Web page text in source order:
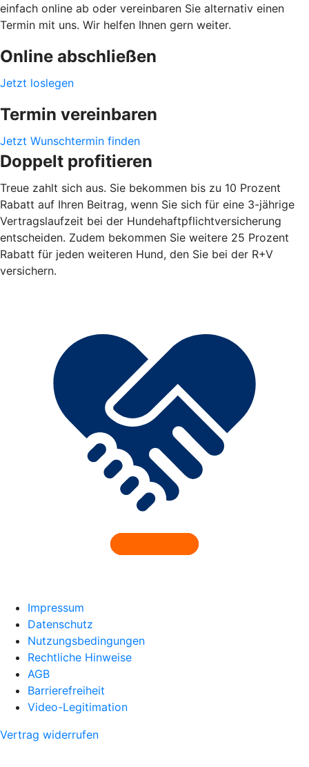
einfach online ab oder vereinbaren Sie alternativ einen
Termin mit uns. Wir helfen Ihnen gern weiter.
Online abschließen
Jetzt loslegen
Termin vereinbaren
Jetzt Wunschtermin finden
Doppelt profitieren
Treue zahlt sich aus. Sie bekommen bis zu 10 Prozent
Rabatt auf Ihren Beitrag, wenn Sie sich für eine 3-jährige
Vertragslaufzeit bei der Hundehaftpflichtversicherung
entscheiden. Zudem bekommen Sie weitere 25 Prozent
Rabatt für jeden weiteren Hund, den Sie bei der R+V
versichern.
Impressum
Datenschutz
Nutzungsbedingungen
Rechtliche Hinweise
AGB
Barrierefreiheit
Video-Legitimation
Vertrag widerrufen